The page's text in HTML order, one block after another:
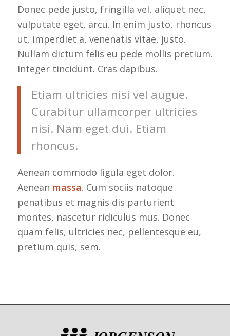
Donec pede justo, fringilla vel, aliquet nec,
vulputate eget, arcu. In enim justo, rhoncus
ut, imperdiet a, venenatis vitae, justo.
Nullam dictum felis eu pede mollis pretium.
Integer tincidunt. Cras dapibus.
Etiam ultricies nisi vel augue.
Curabitur ullamcorper ultricies
nisi. Nam eget dui. Etiam
rhoncus.
Aenean commodo ligula eget dolor.
Aenean massa. Cum sociis natoque
penatibus et magnis dis parturient
montes, nascetur ridiculus mus. Donec
quam felis, ultricies nec, pellentesque eu,
pretium quis, sem.